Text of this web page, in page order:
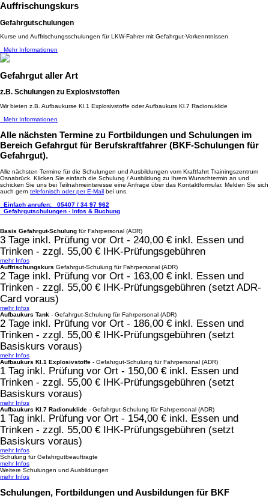
Auffrischungskurs
Gefahrgutschulungen
Kurse und Auffrischungsschulungen für LKW-Fahrer mit Gefahrgut-Vorkenntnissen
Mehr Informationen
Gefahrgut aller Art
z.B. Schulungen zu Explosivstoffen
Wir bieten z.B. Aufbaukurse Kl.1 Explosivstoffe oder Aufbaukurs Kl.7 Radionuklide
Mehr Informationen
Alle nächsten Termine zu Fortbildungen und Schulungen im
Bereich Gefahrgut für Berufskraftfahrer (BKF-Schulungen für
Gefahrgut).
Alle nächsten Termine für die Schulungen und Ausbildungen vom Kraftfahrt Trainingszentrum
Osnabrück. Klicken Sie einfach die Schulung / Ausbildung zu Ihrem Wunschtermin an und
schicken Sie uns bei Teilnahmeinteresse eine Anfrage über das Kontaktformular. Melden Sie sich
auch gern telefonisch oder per E-Mail bei uns.
Einfach anrufen:
05407 / 34 97 962
Gefahrgutschulungen - Infos & Buchung
Basis Gefahrgut-Schulung für Fahrpersonal (ADR)
3 Tage inkl. Prüfung vor Ort - 240,00 € inkl. Essen und
Trinken - zzgl. 55,00 € IHK-Prüfungsgebühren
mehr Infos
Auffrischungskurs Gefahrgut-Schulung für Fahrpersonal (ADR)
2 Tage inkl. Prüfung vor Ort - 163,00 € inkl. Essen und
Trinken - zzgl. 55,00 € IHK-Prüfungsgebühren (setzt ADR-
Card voraus)
mehr Infos
Aufbaukurs Tank - Gefahrgut-Schulung für Fahrpersonal (ADR)
2 Tage inkl. Prüfung vor Ort - 186,00 € inkl. Essen und
Trinken - zzgl. 55,00 € IHK-Prüfungsgebühren (setzt
Basiskurs voraus)
mehr Infos
Aufbaukurs Kl.1 Explosivstoffe - Gefahrgut-Schulung für Fahrpersonal (ADR)
1 Tag inkl. Prüfung vor Ort - 150,00 € inkl. Essen und
Trinken - zzgl. 55,00 € IHK-Prüfungsgebühren (setzt
Basiskurs voraus)
mehr Infos
Aufbaukurs Kl.7 Radionuklide - Gefahrgut-Schulung für Fahrpersonal (ADR)
1 Tag inkl. Prüfung vor Ort - 154,00 € inkl. Essen und
Trinken - zzgl. 55,00 € IHK-Prüfungsgebühren (setzt
Basiskurs voraus)
mehr Infos
Schulung für Gefahrgutbeauftragte
mehr Infos
Weitere Schulungen und Ausbildungen
mehr Infos
Schulungen, Fortbildungen und Ausbildungen für BKF